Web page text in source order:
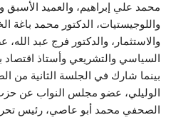
محمد علي إبراهيم، والعميد
واللوجيستيات، الدكتور محمد باغة
والاستثمار، والدكتور فرج عبد
السياسي والتشريعي وأستاذ
بينما شارك في الجلسة الثانية من
الوليلي، عضو مجلس النواب عن
الصحفي محمد أبو عاصي، رئيس